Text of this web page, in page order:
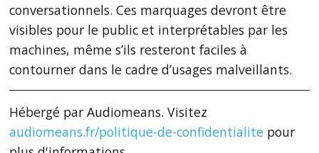
conversationnels. Ces marquages devront être
visibles pour le public et interprétables par les
machines, même s’ils resteront faciles à
contourner dans le cadre d’usages malveillants.
Hébergé par Audiomeans. Visitez
audiomeans.fr/politique-de-confidentialite pour